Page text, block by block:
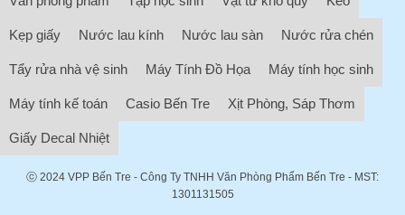
Kẹp giấy Nước lau kính Nước lau sàn Nước rửa chén
Tẩy rửa nhà vệ sinh Máy Tính Đồ Họa Máy tính học sinh
Máy tính kế toán Casio Bến Tre Xịt Phòng, Sáp Thơm
Giấy Decal Nhiệt
ⓒ 2024 VPP Bến Tre - Công Ty TNHH Văn Phòng Phẩm Bến Tre - MST:
1301131505